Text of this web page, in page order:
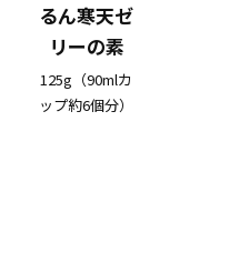
るん寒天ゼ
リーの素
125g（90mlカ
ップ約6個分）